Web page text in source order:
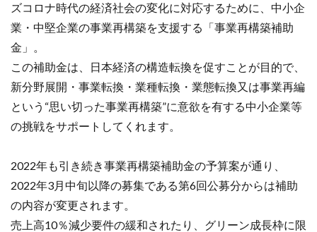
ズコロナ時代の経済社会の変化に対応するために、中小企
業・中堅企業の事業再構築を支援する「事業再構築補助
金」。
この補助金は、日本経済の構造転換を促すことが目的で、
新分野展開・事業転換・業種転換・業態転換又は事業再編
という“思い切った事業再構築”に意欲を有する中小企業等
の挑戦をサポートしてくれます。
2022年も引き続き事業再構築補助金の予算案が通り、
2022年3月中旬以降の募集である第6回公募分からは補助
の内容が変更されます。
売上高10％減少要件の緩和されたり、グリーン成長枠に限